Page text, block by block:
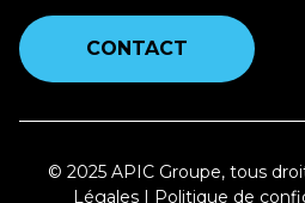
CONTACT
© 2025 APIC Groupe, tous
Légales | Politique de